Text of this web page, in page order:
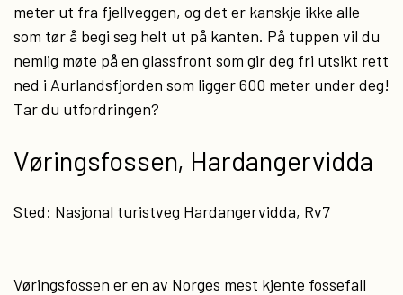
meter ut fra fjellveggen, og det er kanskje ikke alle
som tør å begi seg helt ut på kanten. På tuppen vil du
nemlig møte på en glassfront som gir deg fri utsikt rett
ned i Aurlandsfjorden som ligger 600 meter under deg!
Tar du utfordringen?
Vøringsfossen, Hardangervidda
Sted: Nasjonal turistveg Hardangervidda, Rv7
Vøringsfossen er en av Norges mest kjente fossefall